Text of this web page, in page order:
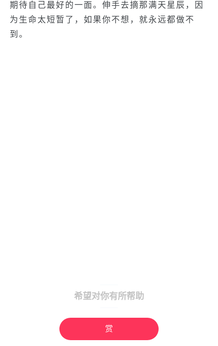
期待自己最好的一面。伸手去摘那满天星辰，因
为生命太短暂了，如果你不想，就永远都做不
到。
希望对你有所帮助
赏